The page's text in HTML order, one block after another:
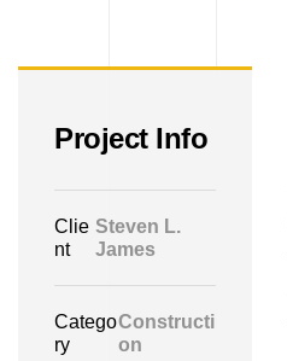
Project Info
Clie
nt
Steven L.
James
Catego
ry
Constructi
on